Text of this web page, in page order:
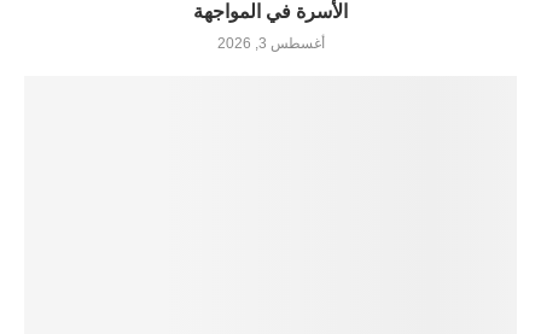
الأسرة في المواجهة
أغسطس 3, 2026